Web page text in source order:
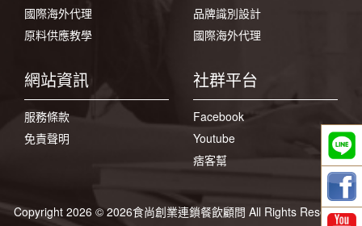
國際海外代理
原料供應教學
品牌識別設計
國際海外代理
網站資訊
服務條款
免責聲明
社群平台
Facebook
Youtube
痞客幫
Copyright 2026 © 2026食尚創業連鎖餐飲顧問 All Rights Reserved